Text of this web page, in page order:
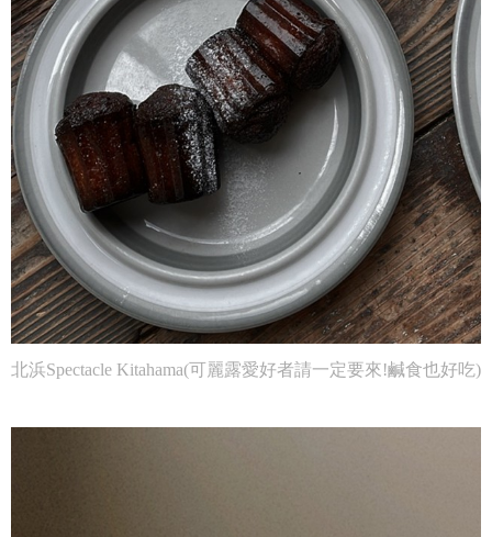
北浜Spectacle Kitahama(可麗露愛好者請一定要來!鹹食也好吃)